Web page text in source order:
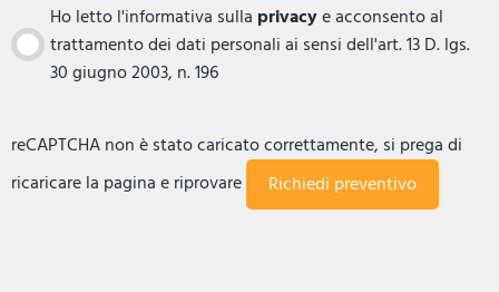
Ho letto l'informativa sulla privacye acconsento al
trattamento dei dati personali ai sensi dell'art. 13 D. lgs.
30 giugno 2003, n. 196
reCAPTCHA non è stato caricato correttamente, si prega di
ricaricare la pagina e riprovare